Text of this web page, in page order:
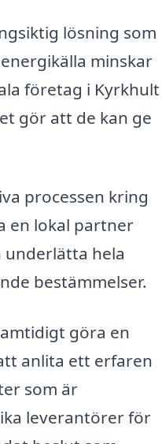
lösning som
minskar
företag i Kyrkhult
gör att de kan ge
processen kring
en lokal partner
underlätta hela
bestämmelser.
göra en
anlita ett erfaren
som är
leverantörer för